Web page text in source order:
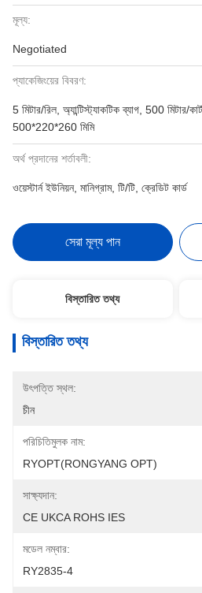
মূল্য:
Negotiated
প্যাকেজিংয়ের বিবরণ:
5 মিটার/রিল, অ্যান্টিস্ট্যাকটিক ব্যাগ, 500 মিটার/
500*220*260 মিমি
অর্থ প্রদানের শর্তাবলী:
ওয়েস্টার্ন ইউনিয়ন, মানিগ্রাম, টি/টি, ক্রেডিট কার্ড
সেরা মূল্য পান
বিস্তারিত তথ্য
বিস্তারিত তথ্য
উৎপত্তি স্থল:
চীন
পরিচিতিমুলক নাম:
RYOPT(RONGYANG OPT)
সাক্ষ্যদান:
CE UKCA ROHS IES
মডেল নম্বার:
RY2835-4